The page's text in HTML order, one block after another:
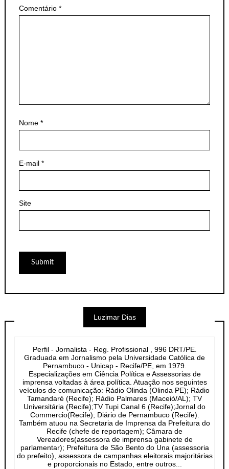
Comentário *
Nome *
E-mail *
Site
Luzimar Dias
Perfil - Jornalista - Reg. Profissional , 996 DRT/PE.
Graduada em Jornalismo pela Universidade Católica de
Pernambuco - Unicap - Recife/PE, em 1979.
Especializações em Ciência Política e Assessorias de
imprensa voltadas à área política. Atuação nos seguintes
veículos de comunicação: Rádio Olinda (Olinda PE); Rádio
Tamandaré (Recife); Rádio Palmares (Maceió/AL); TV
Universitária (Recife);TV Tupi Canal 6 (Recife);Jornal do
Commercio(Recife); Diário de Pernambuco (Recife).
Também atuou na Secretaria de Imprensa da Prefeitura do
Recife (chefe de reportagem); Câmara de
Vereadores(assessora de imprensa gabinete de
parlamentar); Prefeitura de São Bento do Una (assessoria
do prefeito), assessora de campanhas eleitorais majoritárias
e proporcionais no Estado, entre outros...